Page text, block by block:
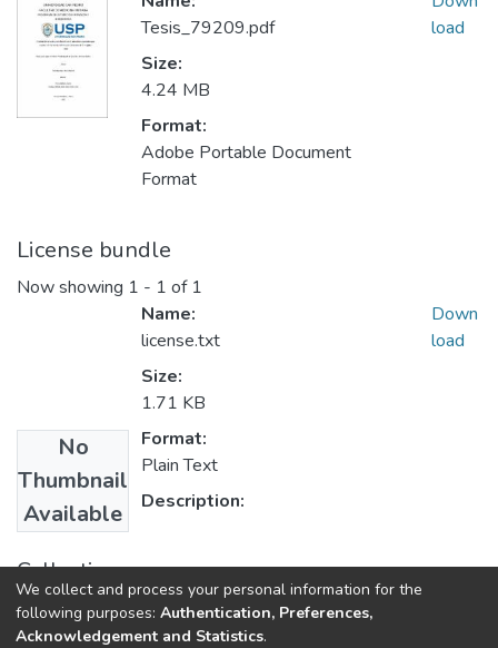
Tesis_79209.pdf
Size:
4.24 MB
Format:
Adobe Portable Document
Format
load
License bundle
Now showing 1 - 1 of 1
No
Thumbnail
Available
Name:
license.txt
Size:
1.71 KB
Format:
Plain Text
Description:
Down
load
Collections
Farmacia y Bioquímica
We collect and process your personal information for the
following purposes: Authentication, Preferences,
Acknowledgement and Statistics.